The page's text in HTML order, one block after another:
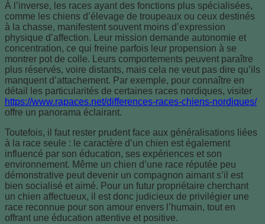
À l’inverse, les races ayant des fonctions plus spécialisées,
comme les chiens d’élevage de troupeaux ou ceux destinés
à la chasse, manifestent souvent moins d’expression
physique d’affection. Leur mission demande autonomie et
concentration, ce qui freine parfois leur propension à se
montrer pot de colle. Leurs comportements peuvent paraître
plus réservés, voire distants, mais cela ne veut pas dire qu’ils
manquent d’attachement. Par exemple, pour connaître en
détail les particularités de certaines races nordiques, visiter
https://www.rapaces.net/differences-races-chiens-nordiques/
offre un panorama éclairant.
Toutefois, il faut rester prudent face aux généralisations liées
à la race seule : le caractère d’un chien est également
influencé par son éducation, ses expériences et son
environnement. Même un chien d’une race réputée peu
démonstrative peut devenir un compagnon aimant s’il est
bien socialisé et aimé. Pour un futur propriétaire cherchant
un chien affectueux, il est donc judicieux de privilégier une
race reconnue pour son amour envers l’humain, tout en
offrant une éducation attentive et positive.